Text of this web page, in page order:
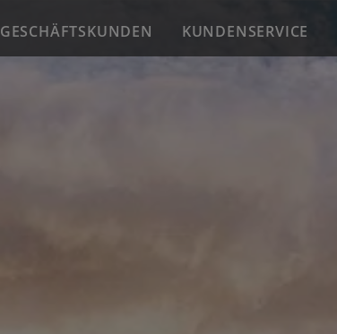
GESCHÄFTSKUNDEN KUNDENSERVICE